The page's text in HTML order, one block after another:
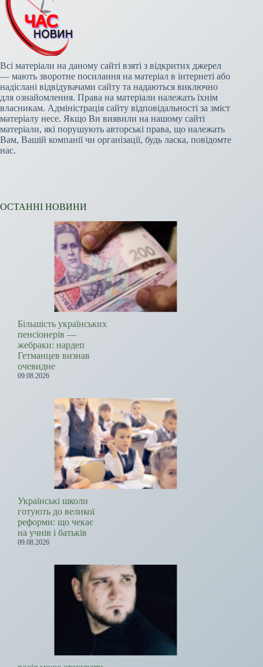
Всі матеріали на даному сайті взяті з відкритих джерел
— мають зворотне посилання на матеріал в інтернеті або
надіслані відвідувачами сайту та надаються виключно
для ознайомлення. Права на матеріали належать їхнім
власникам. Адміністрація сайту відповідальності за зміст
матеріалу несе. Якщо Ви виявили на нашому сайті
матеріали, які порушують авторські права, що належать
Вам, Вашій компанії чи організації, будь ласка, повідомте
нас.
ОСТАННІ НОВИНИ
Більшість українських
пенсіонерів —
жебраки: нардеп
Гетманцев визнав
очевидне
09.08.2026
Українські школи
готують до великої
реформи: що чекає
на учнів і батьків
09.08.2026